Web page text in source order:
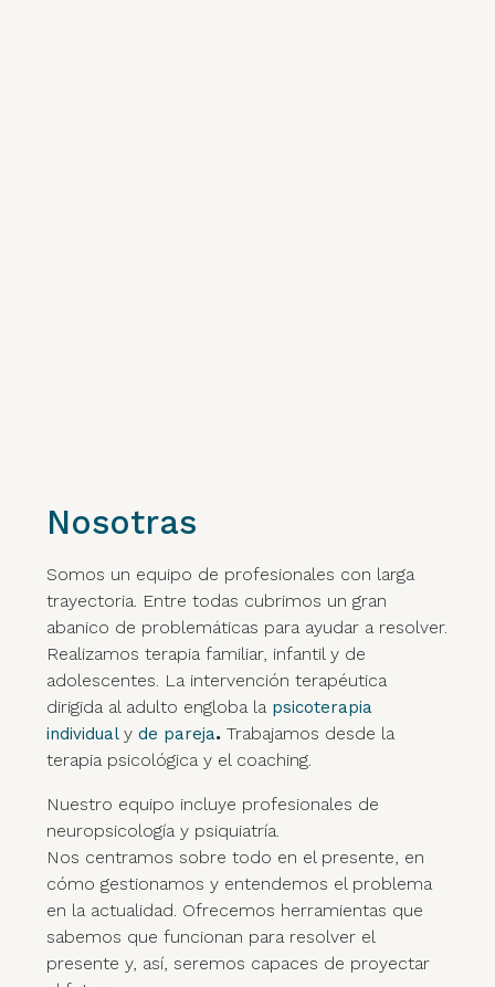
Nosotras
Somos un equipo de profesionales con larga
trayectoria. Entre todas cubrimos un gran
abanico de problemáticas para ayudar a resolver.
Realizamos terapia familiar, infantil y de
adolescentes. La intervención terapéutica
dirigida al adulto engloba la psicoterapia
individualyde pareja. Trabajamos desde la
terapia psicológica y el coaching.
Nuestro equipo incluye profesionales de
neuropsicología y psiquiatría.
Nos centramos sobre todo en el presente, en
cómo gestionamos y entendemos el problema
en la actualidad. Ofrecemos herramientas que
sabemos que funcionan para resolver el
presente y, así, seremos capaces de proyectar